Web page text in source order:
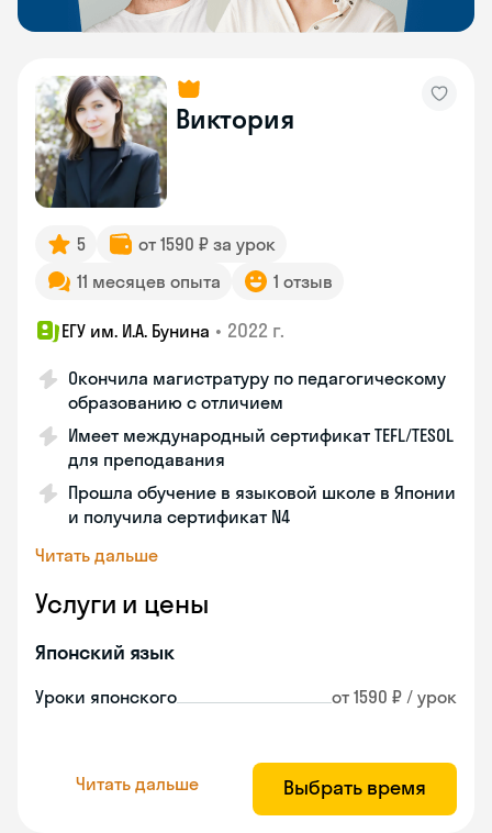
Виктория
5
от 1590 ₽ за урок
11 месяцев опыта
1 отзыв
ЕГУ им. И.А. Бунина • 2022 г.
Окончила магистратуру по педагогическому
образованию с отличием
Имеет международный сертификат TEFL/TESOL
для преподавания
Прошла обучение в языковой школе в Японии
и получила сертификат N4
Читать дальше
Услуги и цены
Японский язык
Уроки японского от 1590 ₽ / урок
Читать дальше Выбрать время